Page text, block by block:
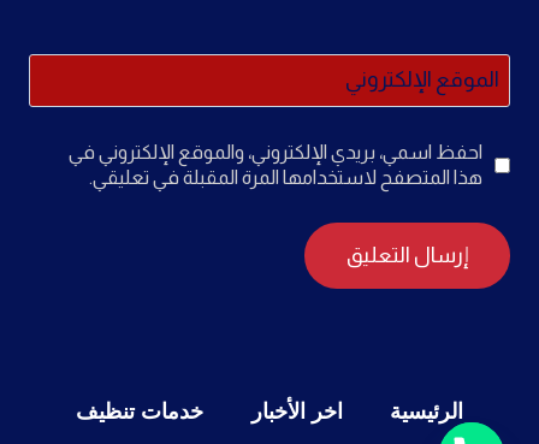
الموقع الإلكتروني
احفظ اسمي، بريدي الإلكتروني، والموقع الإلكتروني في
هذا المتصفح لاستخدامها المرة المقبلة في تعليقي.
الرئيسية اخر الأخبار خدمات تنظيف